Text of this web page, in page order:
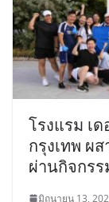
โรงแรม เ
กรุงเทพ ผ
ผ่านกิจกร
มิถุนายน 13,